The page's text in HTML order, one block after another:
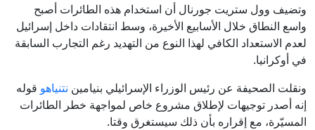
وتضيف وول ستريت جورنال أن استخدام هذه الطائرات أصبح
واسع النطاق خلال الأسابيع الأخيرة، وسط انتقادات داخل إسرائيل
لعدم الاستعداد الكافي لهذا النوع من التهديد رغم التجارب السابقة
في أوكرانيا.
ونقلت الصحيفة عن رئيس الوزراء الإسرائيلي بنيامين نتنياهو قوله
إنه أصدر توجيهات لإطلاق مشروع خاص لمواجهة خطر الطائرات
المسيّرة، مع إقراره بأن ذلك سيستغرق وقتا.